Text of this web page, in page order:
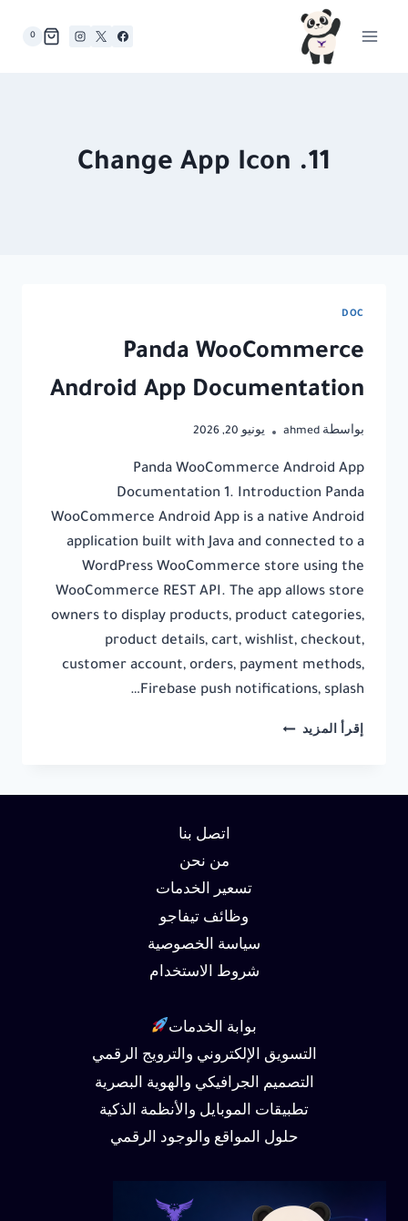
0
11. Change App Icon
DOC
Panda WooCommerce
Android App Documentation
بواسطة ahmed يونيو 20, 2026
Panda WooCommerce Android App
Documentation 1. Introduction Panda
WooCommerce Android App is a native Android
application built with Java and connected to a
WordPress WooCommerce store using the
WooCommerce REST API. The app allows store
owners to display products, product categories,
product details, cart, wishlist, checkout,
customer account, orders, payment methods,
Firebase push notifications, splash…
إقرأ المزيد PANDA
اتصل بنا
من نحن
تسعير الخدمات
وظائف تيفاجو
سياسة الخصوصية
شروط الاستخدام
بوابة الخدمات
التسويق الإلكتروني والترويج الرقمي
التصميم الجرافيكي والهوية البصرية
تطبيقات الموبايل والأنظمة الذكية
حلول المواقع والوجود الرقمي